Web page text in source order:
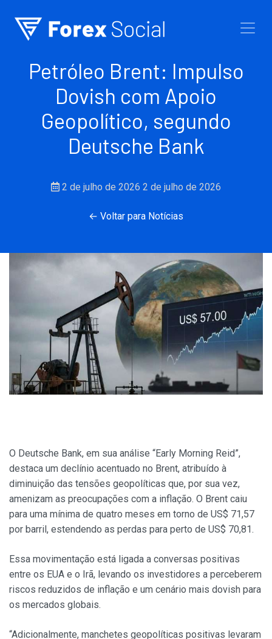
Petróleo Brent: Impulso
Dovish com Apoio
Geopolítico, segundo
Deutsche Bank
2 de julho de 2026 2 de julho de 2026
← Voltar para Notícias
O Deutsche Bank, em sua análise “Early Morning Reid”,
destaca um declínio acentuado no Brent, atribuído à
diminuição das tensões geopolíticas que, por sua vez,
amenizam as preocupações com a inflação. O Brent caiu
para uma mínima de quatro meses em torno de US$ 71,57
por barril, estendendo as perdas para perto de US$ 70,81.
Essa movimentação está ligada a conversas positivas
entre os EUA e o Irã, levando os investidores a perceberem
riscos reduzidos de inflação e um cenário mais dovish para
os mercados globais.
“Adicionalmente, manchetes geopolíticas positivas levaram